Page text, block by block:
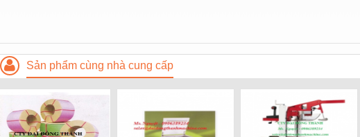
Sản phẩm cùng nhà cung cấp